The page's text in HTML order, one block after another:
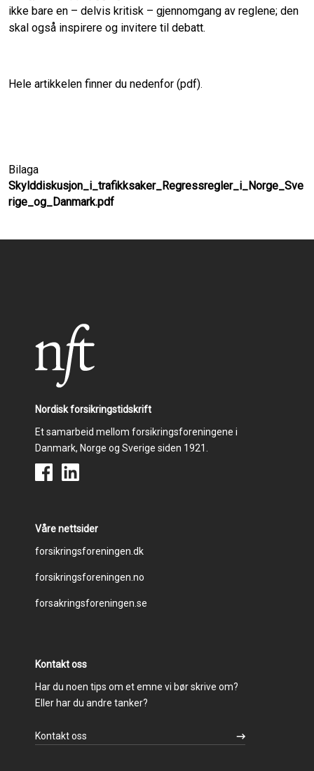
ikke bare en – delvis kritisk – gjennomgang av reglene; den
skal også inspirere og invitere til debatt.
Hele artikkelen finner du nedenfor (pdf)
Bilaga
Skylddiskusjon_i_trafikksaker_Regressregler_i_Norge_Sve
rige_og_Danmark.pdf
Nordisk forsikringstidskrift
Et samarbeid mellom forsikringsforeningene i
Danmark, Norge og Sverige siden 1921.
Våre nettsider
Footer
menu
forsikringsforeningen.dk
forsikringsforeningen.no
forsakringsforeningen.se
Kontakt oss
Har du noen tips om et emne vi bør skrive om?
Eller har du andre tanker?
Kontakt oss